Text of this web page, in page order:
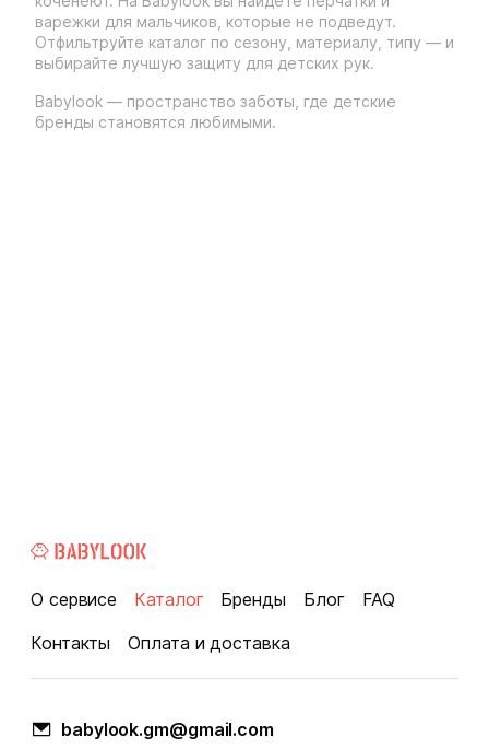
варежки для мальчиков, которые не подведут.
Отфильтруйте каталог по сезону, материалу, типу — и
выбирайте лучшую защиту для детских рук.
Babylook — пространство заботы, где детские
бренды становятся любимыми.
О сервисе Каталог Бренды Блог
FAQ
Контакты
Оплата и доставка
babylook.gm@gmail.com